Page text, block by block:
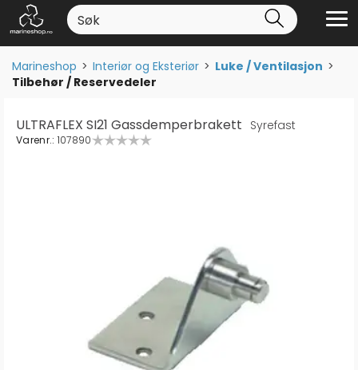
Marineshop>Interiør og Eksteriør>Luke / Ventilasjon>
Tilbehør / Reservedeler
ULTRAFLEX SI21 Gassdemperbrakett Syrefast
Varenr.: 107890